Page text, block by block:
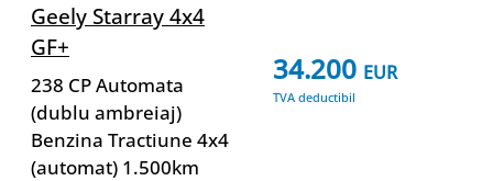
Geely Starray 4x4
GF+
238 CPAutomata
(dublu ambreiaj)
Benzina Tractiune 4x4
(automat) 1.500km
34.200 EUR
TVA deductibil